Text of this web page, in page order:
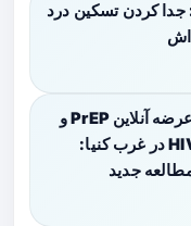
کردن تسکین درد
ارزیابی هزینه‌اثربخشی عرضه آنلاین PrEP و
PEP برای پیشگیری از HIV در غرب کنیا:
جدید